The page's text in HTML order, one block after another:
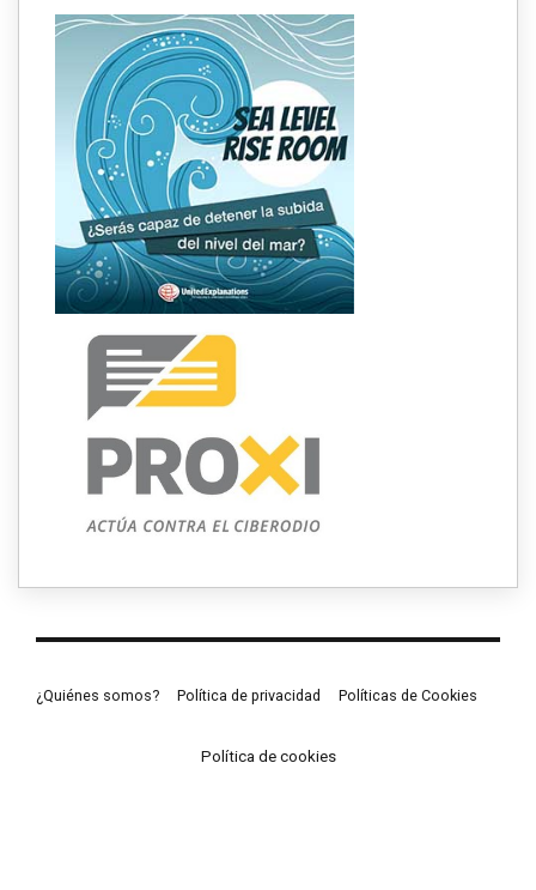
¿Quiénes somos? Política de privacidad Políticas de Cookies
Política de cookies